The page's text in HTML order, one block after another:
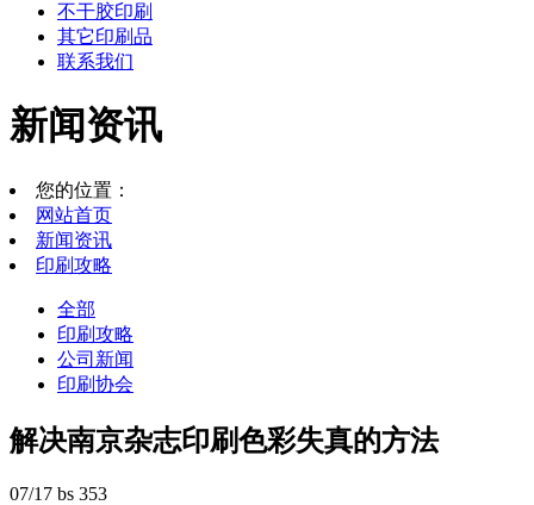
不干胶印刷
其它印刷品
联系我们
新闻资讯
您的位置：
网站首页
新闻资讯
印刷攻略
全部
印刷攻略
公司新闻
印刷协会
解决南京杂志印刷色彩失真的方法
07/17 bs 353